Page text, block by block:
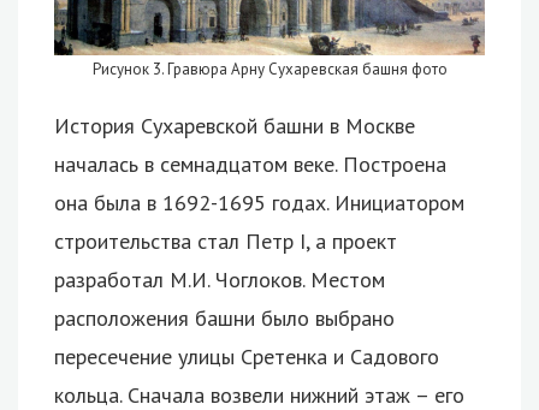
Рисунок 3. Гравюра Арну Сухаревская башня фото
История Сухаревской башни в Москве
началась в семнадцатом веке. Построена
она была в 1692-1695 годах. Инициатором
строительства стал Петр I, а проект
разработал М.И. Чоглоков. Местом
расположения башни было выбрано
пересечение улицы Сретенка и Садового
кольца. Сначала возвели нижний этаж – его